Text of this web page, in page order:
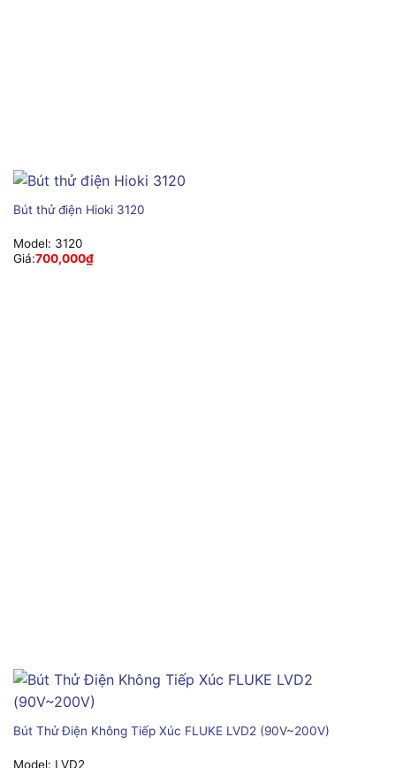
Bút thử điện Hioki 3120
Model: 3120
Giá:700,000₫
Bút Thử Điện Không Tiếp Xúc FLUKE LVD2 (90V~200V)
Model: LVD2